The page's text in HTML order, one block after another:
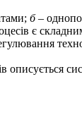
б–
є
описується